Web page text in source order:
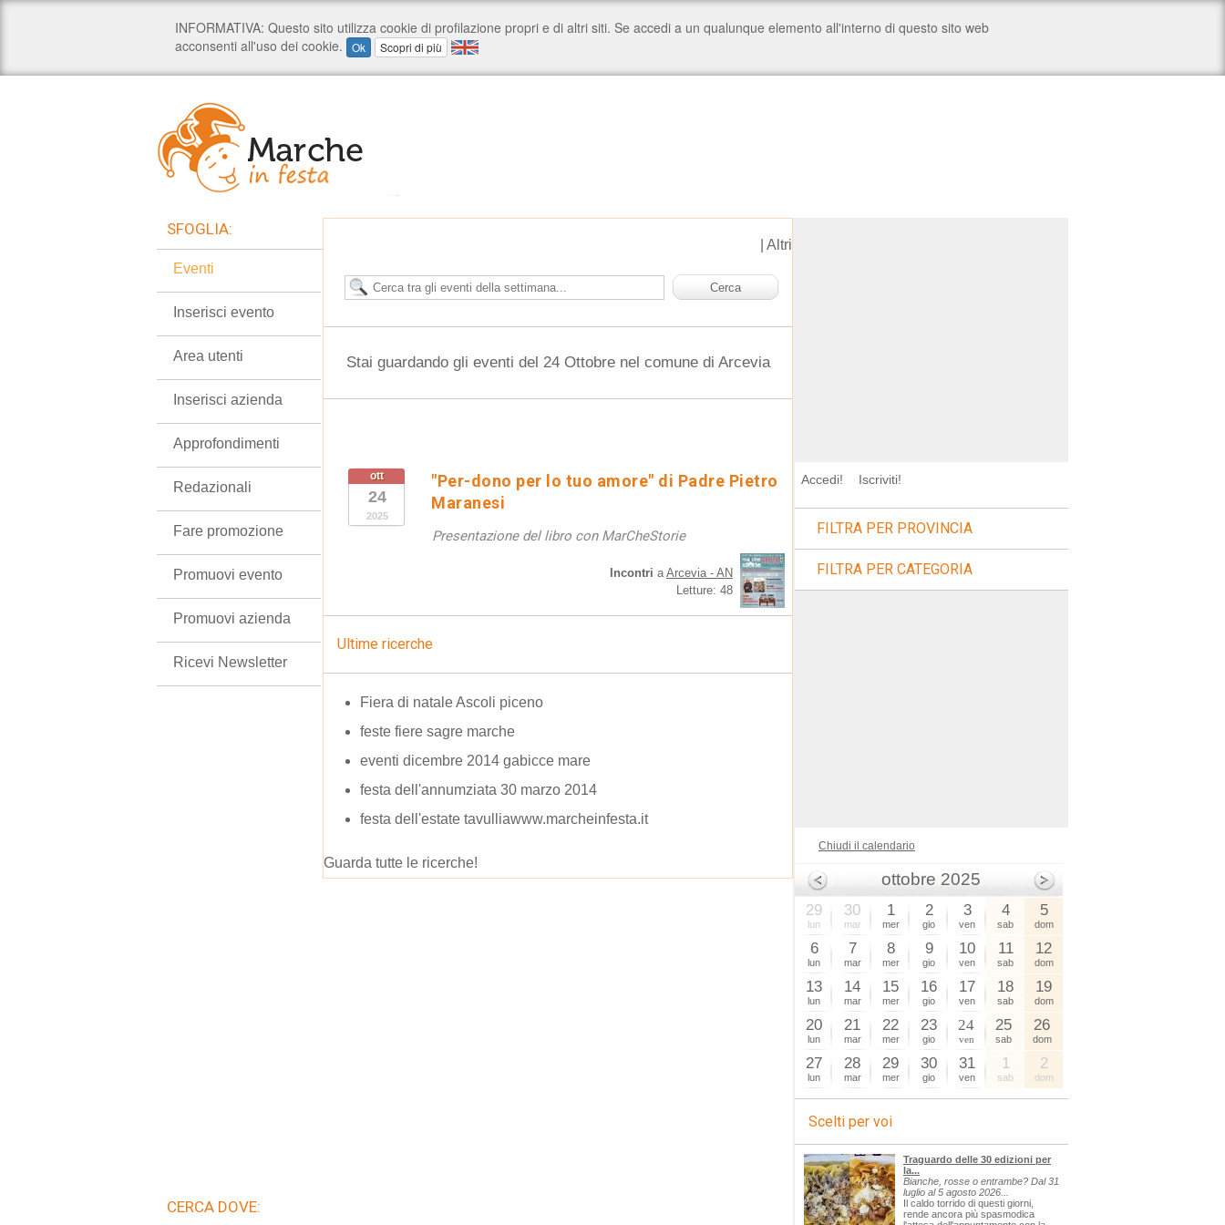
Altri
Stai guardando gli eventi del 24 Ottobre nel comune di Arcevia
ott
24
2025
"Per-dono per lo tuo amore" di Padre Pietro
Maranesi
Presentazione del libro con MarCheStorie
Incontri aArcevia - AN
Letture: 48
Ultime ricerche
Fiera di natale Ascoli piceno
feste fiere sagre marche
eventi dicembre 2014 gabicce mare
festa dell'annumziata 30 marzo 2014
festa dell'estate tavulliawww.marcheinfesta.it
Guarda tutte le ricerche!
SFOGLIA:
Eventi
Inserisci evento
Area utenti
Inserisci azienda
Approfondimenti
Redazionali
Fare promozione
Promuovi evento
Promuovi azienda
Ricevi Newsletter
CERCA DOVE:
Accedi! Iscriviti!
FILTRA PER PROVINCIA
FILTRA PER CATEGORIA
Chiudi il calendario
ottobre 2025
29
lun
30
mar
1
mer
2
gio
3
ven
4
sab
5
dom
6
lun
7
mar
8
mer
9
gio
10
ven
11
sab
12
dom
13
lun
14
mar
15
mer
16
gio
17
ven
18
sab
19
dom
20
lun
21
mar
22
mer
23
gio
24
ven
25
sab
26
dom
27
lun
28
mar
29
mer
30
gio
31
ven
1
sab
2
dom
Scelti per voi
Traguardo delle 30 edizioni per
la...
Bianche, rosse o entrambe? Dal 31
luglio al 5 agosto 2026...
Il caldo torrido di questi giorni,
rende ancora più spasmodica